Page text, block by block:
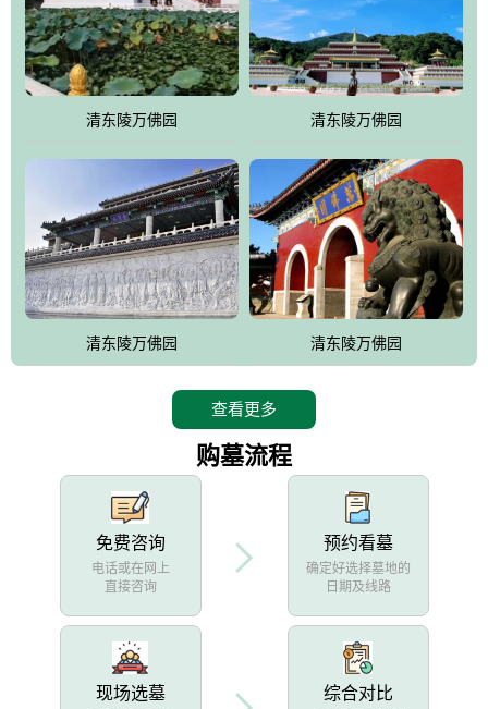
郁绚丽、优雅宜人的园林景观构成其外部形象。通过墓园建设与造
园手法相结合的默契操作，建成一处特色鲜明、服务周全、环境优
美、民族风格突出，与周边文物古迹交相呼应的极具吸引力的花园
式园林。
万佛园工程一期占地448亩，目前完成投资近12亿元人民币，园区采
用全仿古式建筑，寻求与世界文化遗产地清东陵的和谐统一，在园
区建设中寻求陵园建设与景区建设的有机融合，充分发挥独一无二
的地形优势，打造现代艺术园林，建设旅游景观、寺庙、酒店等综
合服务设施，服务于陵园经营，使企业的多元化经营项目相互依
托、相互促进，园区绿化覆盖率达90%。
设计建造各种墓地墓位3万个；主体建筑金宝塔，墓位容量8万个，
能适应不同消费阶层的需求，为客户提供墓碑设计制作服务、特色
清东陵万佛园 清东陵万佛园
清东陵万佛园 清东陵万佛园
查看更多
购墓流程
免费咨询
电话或在网上
直接咨询
预约看墓
确定好选择墓地的
日期及线路
现场选墓 综合对比